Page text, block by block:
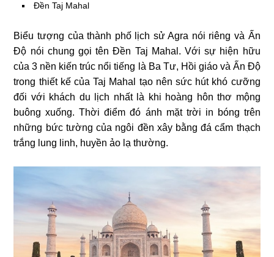
Đền Taj Mahal
Biểu tượng của thành phố lịch sử Agra nói riêng và Ấn
Độ nói chung gọi tên Đền Taj Mahal. Với sự hiện hữu
của 3 nền kiến trúc nổi tiếng là Ba Tư, Hồi giáo và Ấn Độ
trong thiết kế của Taj Mahal tạo nên sức hút khó cưỡng
đối với khách du lịch nhất là khi hoàng hôn thơ mộng
buông xuống. Thời điểm đó ánh mặt trời in bóng trên
những bức tường của ngôi đền xây bằng đá cẩm thạch
trắng lung linh, huyền ảo lạ thường.